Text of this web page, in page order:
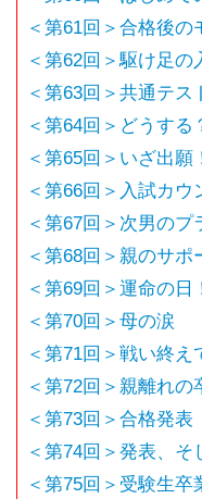
＜第61回＞合格後の
＜第62回＞駆け足の
＜第63回＞共通テス
＜第64回＞どうする
＜第65回＞いざ出願
＜第66回＞入試カウ
＜第67回＞次男のプ
＜第68回＞親のサポ
＜第69回＞運命の日
＜第70回＞母の涙
＜第71回＞戦い終
＜第72回＞親離れの
＜第73回＞合格発表
＜第74回＞発表、
＜第75回＞受験生卒